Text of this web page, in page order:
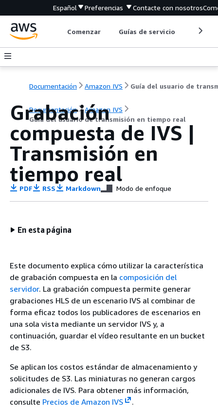
Español Preferencias Contacte con nosotros
Comenzar Guías de servicio
Documentación Amazon IVS
Documentación
Amazon IVS
Guía del usuario de transmisión en tiempo real
Grabación
compuesta de IVS |
Transmisión en
tiempo real
PDF RSS Markdown Modo de enfoque
En esta página
Este documento explica cómo utilizar la característica
de grabación compuesta en la composición del
servidor. La grabación compuesta permite generar
grabaciones HLS de un escenario IVS al combinar de
forma eficaz todos los publicadores de escenarios en
una sola vista mediante un servidor IVS y, a
continuación, guardar el vídeo resultante en un bucket
de S3.
Se aplican los costos estándar de almacenamiento y
solicitudes de S3. Las miniaturas no generan cargos
adicionales de IVS. Para obtener más información,
consulte Precios de Amazon IVS .